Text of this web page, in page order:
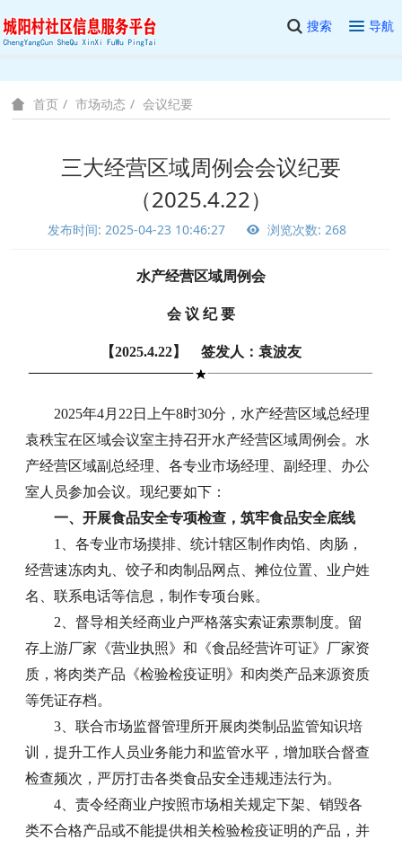
搜索 导航
首页 市场动态 会议纪要
三大经营区域周例会会议纪要
（2025.4.22）
发布时间: 2025-04-23 10:46:27 浏览次数: 268
水产经营区域周例会
会 议 纪 要
【2025.4.22】 签发人：袁波友
2025年4月22日上午8时30分，水产经营区域总经理
袁秩宝在区域会议室主持召开水产经营区域周例会。水
产经营区域副总经理、各专业市场经理、副经理、办公
室人员参加会议。现纪要如下：
一、开展食品安全专项检查，筑牢食品安全底线
1、各专业市场摸排、统计辖区制作肉馅、肉肠，
经营速冻肉丸、饺子和肉制品网点、摊位位置、业户姓
名、联系电话等信息，制作专项台账。
2、督导相关经商业户严格落实索证索票制度。留
存上游厂家《营业执照》和《食品经营许可证》厂家资
质，将肉类产品《检验检疫证明》和肉类产品来源资质
等凭证存档。
3、联合市场监督管理所开展肉类制品监管知识培
训，提升工作人员业务能力和监管水平，增加联合督查
检查频次，严厉打击各类食品安全违规违法行为。
4、责令经商业户按照市场相关规定下架、销毁各
类不合格产品或不能提供相关检验检疫证明的产品，并